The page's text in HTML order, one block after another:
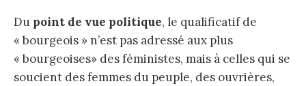
Du point de vue politique, le qualificatif de
« bourgeois » n’est pas adressé aux plus
« bourgeoises» des féministes, mais à celles qui se
soucient des femmes du peuple, des ouvrières,